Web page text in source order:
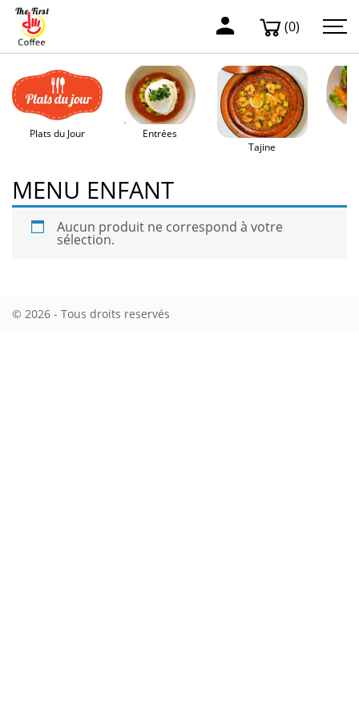
(0)
Plats du Jour
Entrées
Tajine
MENU ENFANT
Aucun produit ne correspond à votre
sélection.
© 2026 - Tous droits reservés